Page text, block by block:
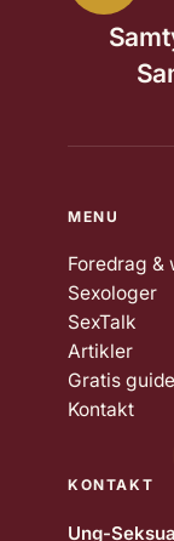
MENU
Foredrag &
Sexologer
SexTalk
Artikler
Gratis guide
Kontakt
KONTAKT
Ung-